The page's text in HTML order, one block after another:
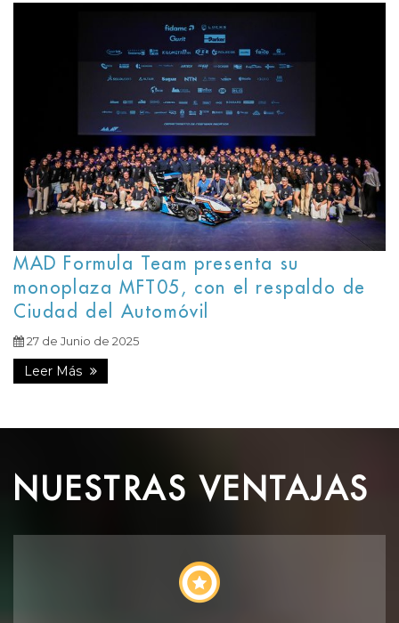
MAD Formula Team presenta su
monoplaza MFT05, con el respaldo de
Ciudad del Automóvil
27 de Junio de 2025
Leer Más
NUESTRAS VENTAJAS